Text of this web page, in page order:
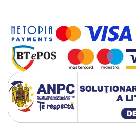
Sfoară
Mape
Rechizite Școlare
Ghiozdane / Genți
Penare
Instrumente de Scris și Desen
Accesorii pentru Pictură